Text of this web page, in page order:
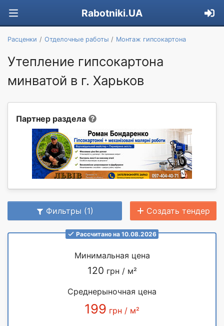
Rabotniki.UA
Расценки Отделочные работы Монтаж гипсокартона
Утепление гипсокартона
минватой в г. Харьков
Партнер раздела
Фильтры (1) Создать тендер
Рассчитано на 10.08.2026
Минимальная цена
120 грн / м²
Среднерыночная цена
199 грн / м²